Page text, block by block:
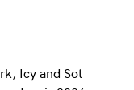
Icy and Sot